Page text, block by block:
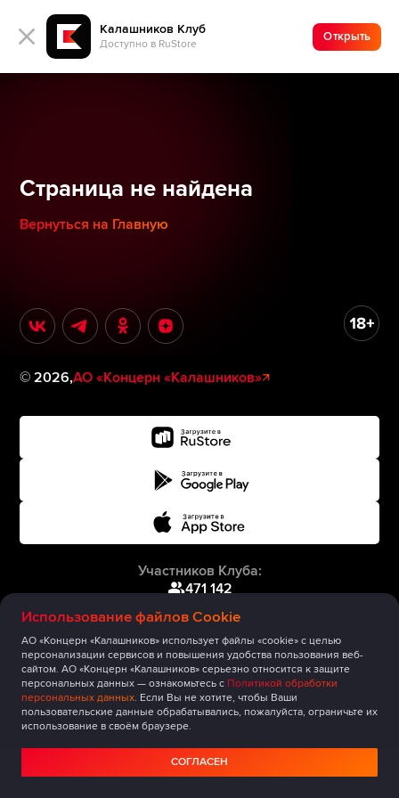
Калашников Клуб
Доступно в RuStore
Открыть
Использование файлов Cookie
АО «Концерн «Калашников» использует файлы «cookie» с целью
персонализации сервисов и повышения удобства пользования веб-
сайтом. АО «Концерн «Калашников» серьезно относится к защите
персональных данных — ознакомьтесь с Политикой обработки
персональных данных. Если Вы не хотите, чтобы Ваши
пользовательские данные обрабатывались, пожалуйста, ограничьте их
использование в своём браузере.
СОГЛАСЕН
Страница не найдена
Вернуться на Главную
©2026,АО «Концерн «Калашников»
Участников Клуба:
471 142